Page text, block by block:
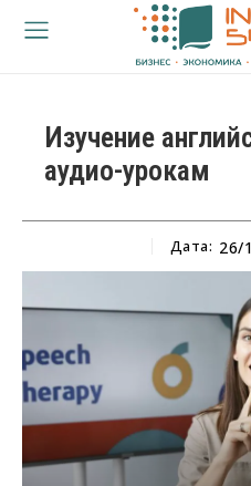
Изучение
аудио-урокам
Дата: 26/